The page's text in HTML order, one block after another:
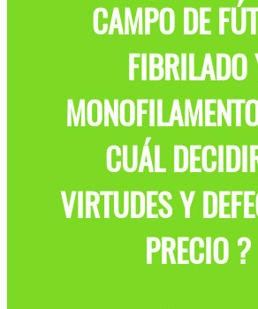
CAMPO DE
FIBRILADO
CUÁL
VIRTUDES Y
PRECIO ?